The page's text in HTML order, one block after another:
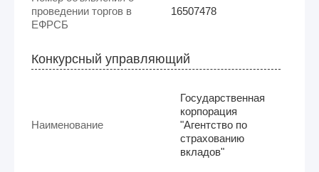
проведении торгов в
ЕФРСБ
16507478
Конкурсный управляющий
Наименование
Государственная
корпорация
"Агентство по
страхованию
вкладов"